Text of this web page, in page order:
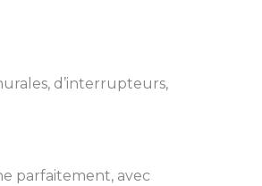
d’interrupteurs,
parfaitement, avec